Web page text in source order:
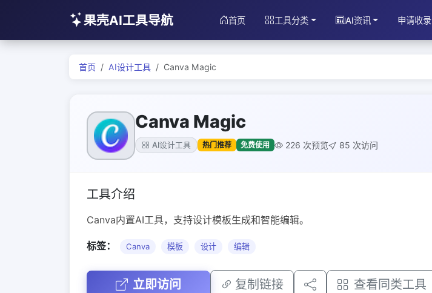
果壳AI工具导航 首页 工具分类 AI资讯 申请收录
首页 AI设计工具 Canva Magic
Canva Magic
AI设计工具 热门推荐 免费使用 226 次预览 85 次访问
工具介绍
Canva内置AI工具，支持设计模板生成和智能编辑。
标签： Canva 模板 设计 编辑
立即访问 复制链接 查看同类工具